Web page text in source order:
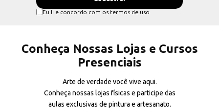
Eu li e concordo com os termos de uso
Conheça Nossas Lojas e Cursos
Presenciais
Arte de verdade você vive aqui.
Conheça nossas lojas físicas e participe das
aulas exclusivas de pintura e artesanato.